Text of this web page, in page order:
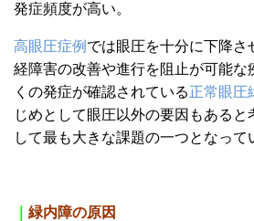
発症頻度が高い。
高眼圧症例 では眼圧を十分に下降さ
経障害の改善や進行を阻止が可能な
くの発症が確認されている正常眼圧
じめとして眼圧以外の要因もあると
して最も大きな課題の一つとなって
緑内障の原因